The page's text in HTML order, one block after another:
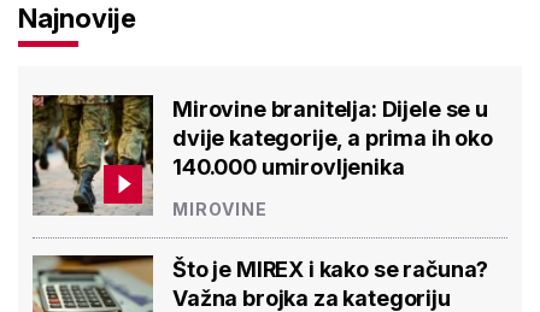
Najnovije
Mirovine branitelja: Dijele se u
dvije kategorije, a prima ih oko
140.000 umirovljenika
MIROVINE
Što je MIREX i kako se računa?
Važna brojka za kategoriju